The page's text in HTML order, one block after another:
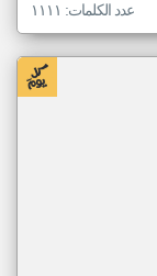
عدد الكلمات: ١١١١